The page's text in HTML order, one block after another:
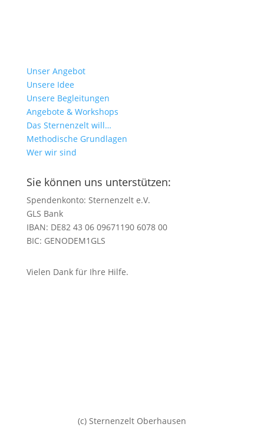
Unser Angebot
Unsere Idee
Unsere Begleitungen
Angebote & Workshops
Das Sternenzelt will…
Methodische Grundlagen
Wer wir sind
Sie können uns unterstützen:
Spendenkonto: Sternenzelt e.V.
GLS Bank
IBAN: DE82 43 06 09671190 6078 00
BIC: GENODEM1GLS
Vielen Dank für Ihre Hilfe.
(c) Sternenzelt Oberhausen